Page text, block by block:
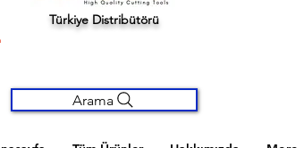
Türkiye Distribütörü
Arama